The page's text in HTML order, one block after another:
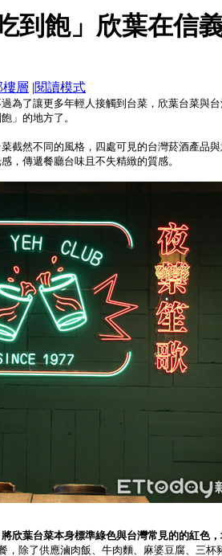
到飽」欣葉在信
樓層 |閱讀模式
為了讓更多年輕人接觸到台菜，欣葉台菜與
」的地方了。
截然不同的風格，四處可見的台灣菸酒產
，傳遞餐廳台味且不失精緻的質感。
欣葉台菜本身標準綠色與台灣常見的的紅色
，除了供應滷肉飯、牛肉麵、麻婆豆腐、三